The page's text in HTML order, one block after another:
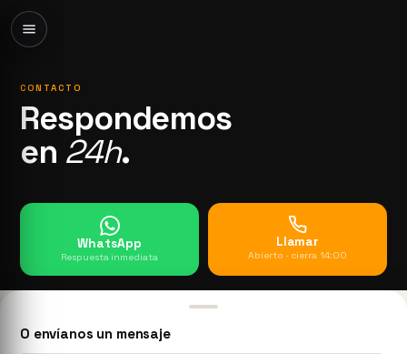
CONTACTO
Respondemos
en 24h.
WhatsApp
Respuesta inmediata
Llamar
Abierto · cierra 14:00
O envíanos un mensaje